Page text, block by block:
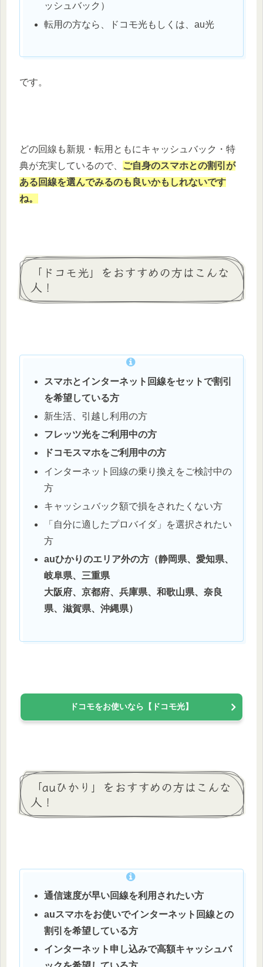
ッシュバック）
転用の方なら、ドコモ光もしくは、au光
です。
どの回線も新規・転用ともにキャッシュバック・特
典が充実しているので、
ご自身のスマホとの割引が
ある回線を選んでみるのも良いかもしれないです
ね。
「ドコモ光」をおすすめの方はこんな
人！
スマホとインターネット回線をセットで割引
を希望している方
新生活、引越し利用の方
フレッツ光をご利用中の方
ドコモスマホをご利用中の方
インターネット回線の乗り換えをご検討中の
方
キャッシュバック額で損をされたくない方
「自分に適したプロバイダ」を選択されたい
方
auひかりのエリア外の方（静岡県、愛知県、
岐阜県、三重県
大阪府、京都府、兵庫県、和歌山県、奈良
県、滋賀県、沖縄県）
ドコモをお使いなら【ドコモ光】
「auひかり」をおすすめの方はこんな
人！
通信速度が早い回線を利用されたい方
auスマホをお使いでインターネット回線との
割引を希望している方
インターネット申し込みで高額キャッシュバ